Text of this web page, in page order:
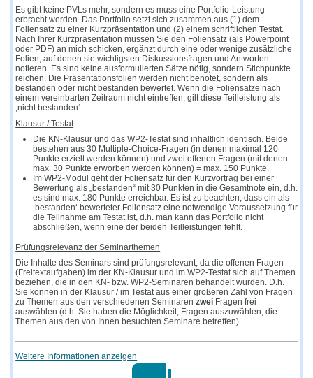
Es gibt keine PVLs mehr, sondern es muss eine Portfolio-Leistung
erbracht werden. Das Portfolio setzt sich zusammen aus (1) dem
Foliensatz zu einer Kurzpräsentation und (2) einem schriftlichen Testat.
Nach Ihrer Kurzpräsentation müssen Sie den Foliensatz (als Powerpoint
oder PDF) an mich schicken, ergänzt durch eine oder wenige zusätzliche
Folien, auf denen sie wichtigsten Diskussionsfragen und Antworten
notieren. Es sind keine ausformulierten Sätze nötig, sondern Stichpunkte
reichen. Die Präsentationsfolien werden nicht benotet, sondern als
bestanden oder nicht bestanden bewertet. Wenn die Foliensätze nach
einem vereinbarten Zeitraum nicht eintreffen, gilt diese Teilleistung als
‚nicht bestanden‘.
Klausur / Testat
Die KN-Klausur und das WP2-Testat sind inhaltlich identisch. Beide
bestehen aus 30 Multiple-Choice-Fragen (in denen maximal 120
Punkte erzielt werden können) und zwei offenen Fragen (mit denen
max. 30 Punkte erworben werden können) = max. 150 Punkte.
Im WP2-Modul geht der Foliensatz für den Kurzvortrag bei einer
Bewertung als „bestanden“ mit 30 Punkten in die Gesamtnote ein, d.h.
es sind max. 180 Punkte erreichbar. Es ist zu beachten, dass ein als
‚bestanden‘ bewerteter Foliensatz eine notwendige Voraussetzung für
die Teilnahme am Testat ist, d.h. man kann das Portfolio nicht
abschließen, wenn eine der beiden Teilleistungen fehlt.
Prüfungsrelevanz der Seminarthemen
Die Inhalte des Seminars sind prüfungsrelevant, da die offenen Fragen
(Freitextaufgaben) im der KN-Klausur und im WP2-Testat sich auf Themen
beziehen, die in den KN- bzw. WP2-Seminaren behandelt wurden. D.h.
Sie können in der Klausur / im Testat aus einer größeren Zahl von Fragen
zu Themen aus den verschiedenen Seminarenzwei Fragen frei
auswählen (d.h. Sie haben die Möglichkeit, Fragen auszuwählen, die
Themen aus den von Ihnen besuchten Seminare betreffen).
Weitere Informationen anzeigen